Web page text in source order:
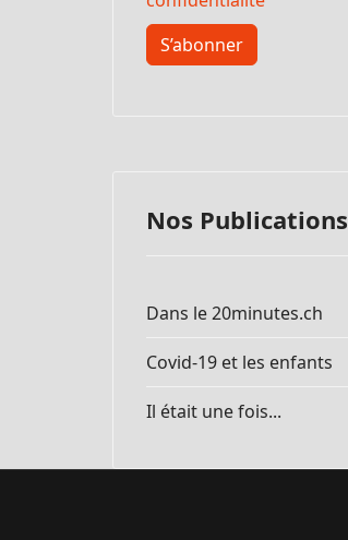
S’abonner
Nos Publications
Dans le 20minutes.ch
Covid-19 et les enfants
Il était une fois...